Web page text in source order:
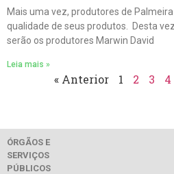
Mais uma vez, produtores de
qualidade de seus produtos. Desta
serão os produtores Marwin David
Leia mais »
« Anterior 1 2 3 4
ÓRGÃOS E
SERVIÇOS
PÚBLICOS